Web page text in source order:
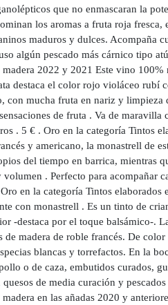
que no enmascaran la
los aromas a fruta roja fresca,
maduros y dulces. Acompaña
algún pescado más cárnico tipo
2022 y 2021 Este vino
destaca el color rojo violáceo rubí
mucha fruta en nariz y limpieza
de fruta . Va de
. 5 € . Oro en la categoría Tintos
y americano, la monastrell de
del tiempo en barrica, mientras
. Perfecto para acompañar
en la categoría Tintos elaborados
con monastrell . Es un tinto de
-destaca por el toque balsámico-.
madera de roble francés. De
blancas y torrefactos. En la
o de caza, embutidos curados,
de media curación y
en las añadas 2020 y